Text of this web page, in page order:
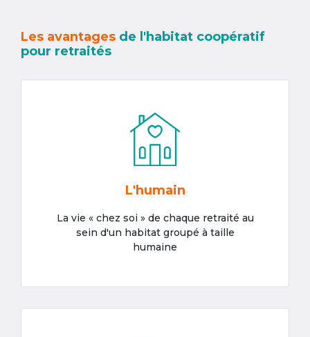
Les avantages de l'habitat coopératif
pour retraités
L'humain
La vie « chez soi » de chaque retraité au
sein d'un habitat groupé à taille
humaine